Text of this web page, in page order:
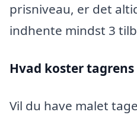
prisniveau, er det
indhente mindst 3
Hvad koster
Vil du have malet